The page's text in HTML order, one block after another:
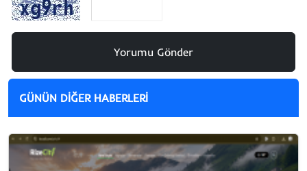
Yorumu Gönder
GÜNÜN DİĞER HABERLERİ